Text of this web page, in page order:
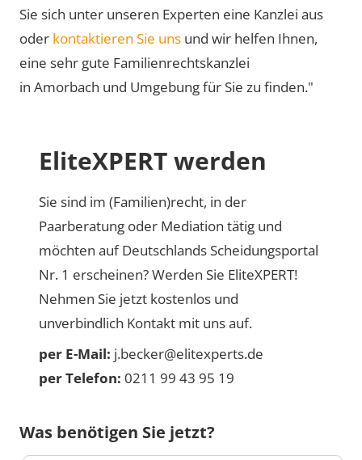
Sie sich unter unseren Experten eine Kanzlei aus
oder kontaktieren Sie uns und wir helfen Ihnen,
eine sehr gute Familienrechtskanzlei
in Amorbach und Umgebung für Sie zu finden."
EliteXPERT werden
Sie sind im (Familien)recht, in der
Paarberatung oder Mediation tätig und
möchten auf Deutschlands Scheidungsportal
Nr. 1 erscheinen? Werden Sie EliteXPERT!
Nehmen Sie jetzt kostenlos und
unverbindlich Kontakt mit uns auf.
per E-Mail: j.becker@elitexperts.de
per Telefon: 0211 99 43 95 19
Was benötigen Sie jetzt?